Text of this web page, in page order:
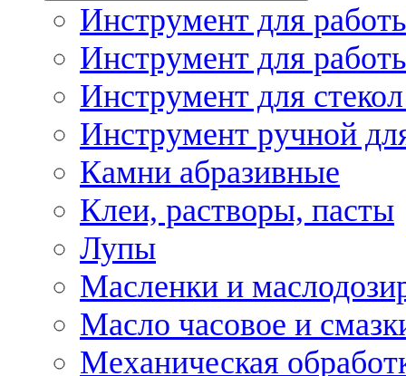
Инструмент для
Инструмент для
Инструмент для
Инструмент ручной
Камни абразивные
Клеи, растворы, пасты
Лупы
Масленки и
Масло часовое и
Механическая